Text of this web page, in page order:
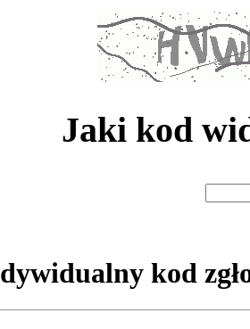
Jaki kod
kod